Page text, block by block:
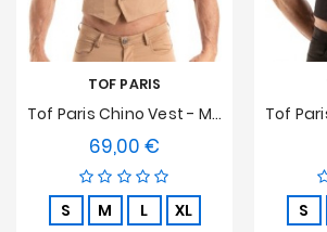
TOF PARIS
Tof Paris Chino Vest - Marrone
69,00 €
S M L XL S